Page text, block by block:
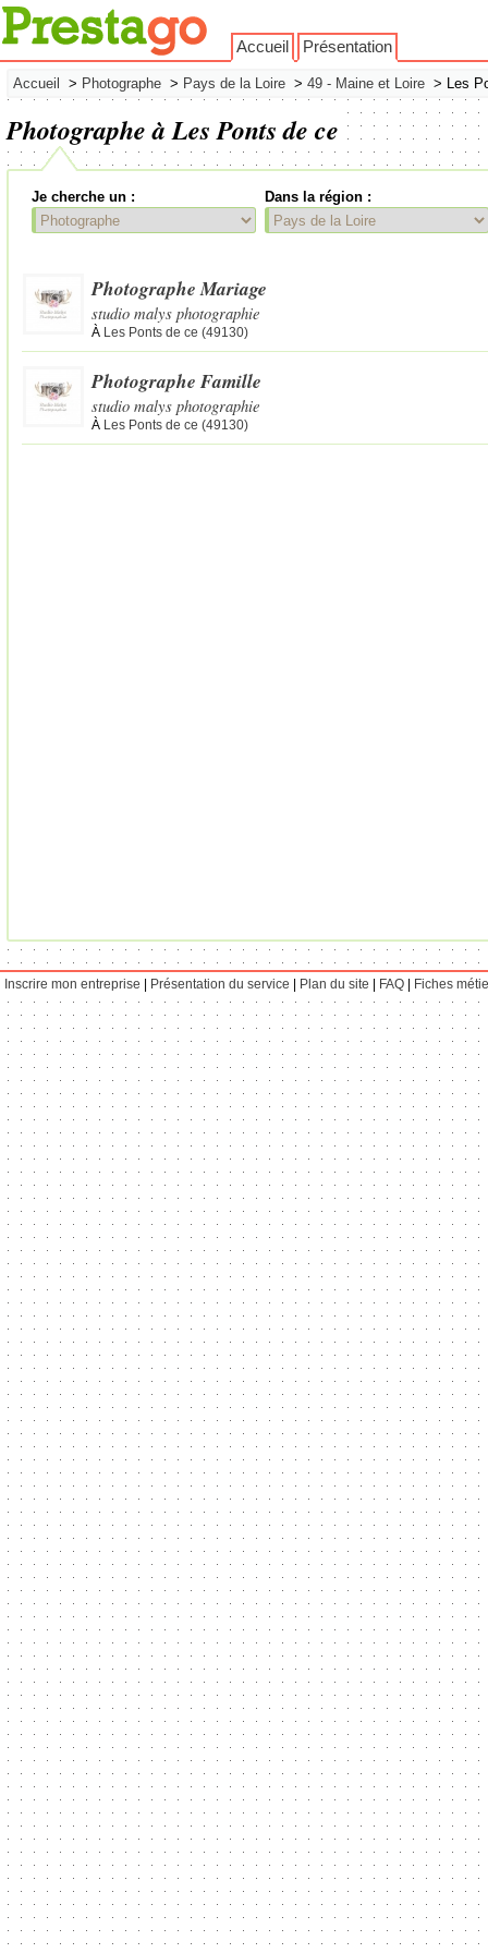
Accueil Présentation
Accueil > Photographe > Pays de la Loire > 49 - Maine et Loire > Les
Photographe à Les Ponts de ce
Je cherche un : Dans la région :
Photographe Mariage
studio malys photographie
À Les Ponts de ce (49130)
Photographe Famille
studio malys photographie
À Les Ponts de ce (49130)
Inscrire mon entreprise Présentation du service Plan du site FAQ Fiches